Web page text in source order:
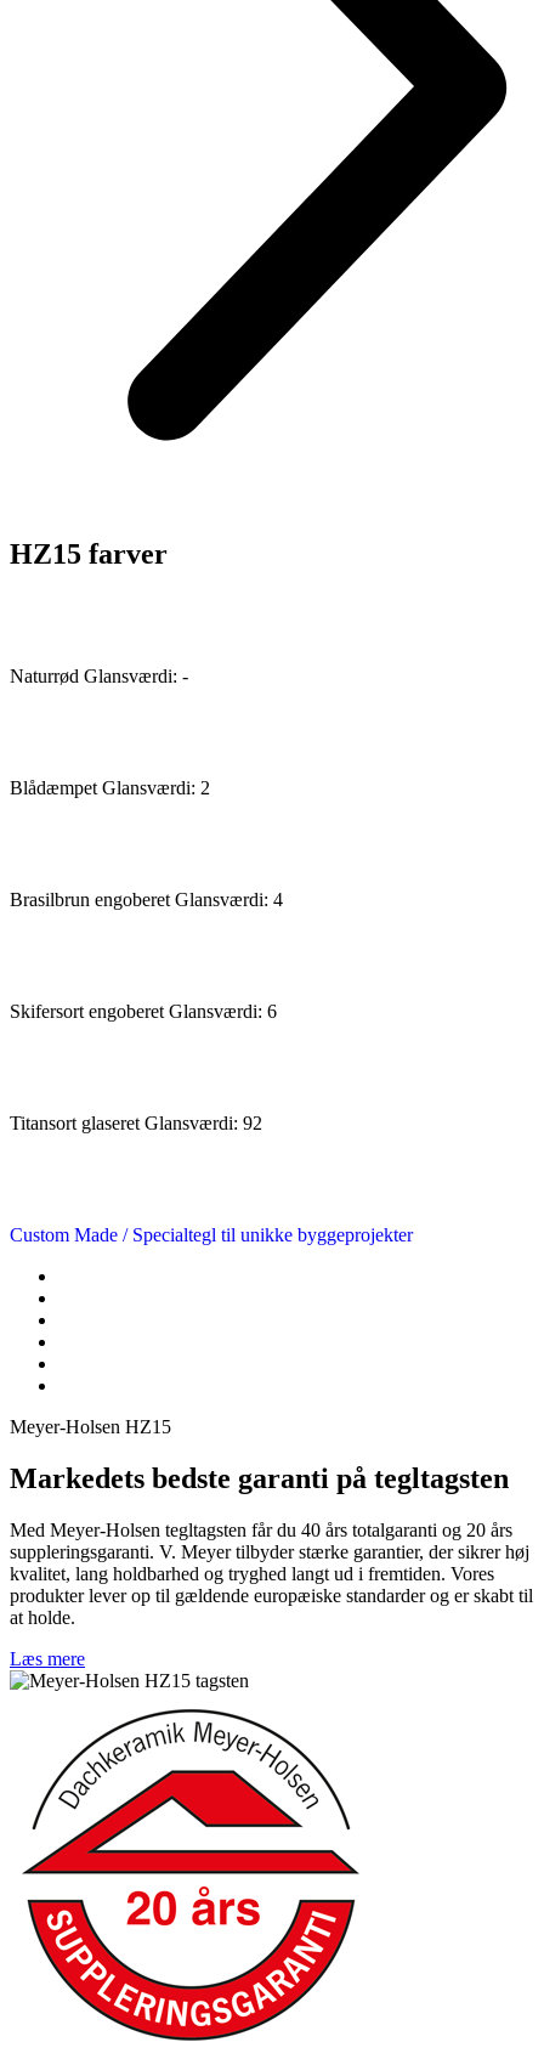
HZ15 farver
Naturrød Glansværdi: -
Blådæmpet Glansværdi: 2
Brasilbrun engoberet Glansværdi: 4
Skifersort engoberet Glansværdi: 6
Titansort glaseret Glansværdi: 92
Custom Made / Specialtegl til unikke byggeprojekter
Meyer-Holsen HZ15
Markedets bedste garanti på tegltagsten
Med Meyer-Holsen tegltagsten får du 40 års totalgaranti og 20 års
suppleringsgaranti. V. Meyer tilbyder stærke garantier, der sikrer høj
kvalitet, lang holdbarhed og tryghed langt ud i fremtiden. Vores
produkter lever op til gældende europæiske standarder og er skabt til
at holde.
Læs mere